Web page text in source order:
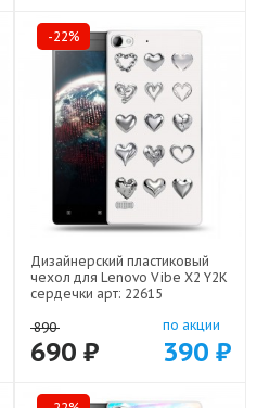
-22%
Дизайнерский пластиковый
чехол для Lenovo Vibe X2 Y2K
сердечки арт: 22615
890
690 ₽
по акции
390 ₽